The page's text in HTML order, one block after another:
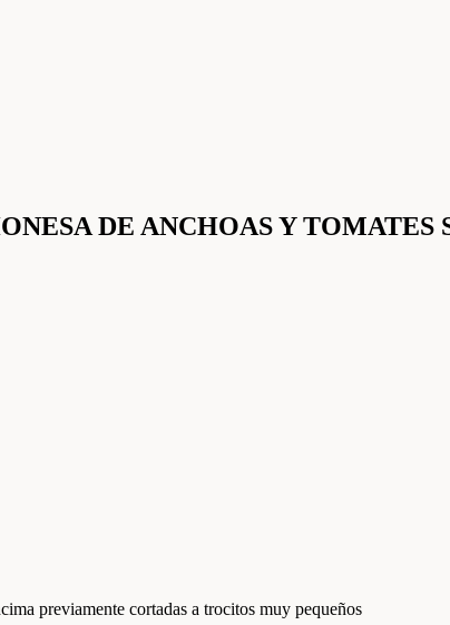
DE ANCHOAS Y TOMATES
previamente cortadas a trocitos muy pequeños